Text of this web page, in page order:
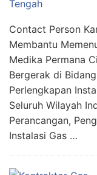
Contact Person
Membantu
Medika Permana
Bergerak di
Perlengkapan
Seluruh Wilayah
Perancangan,
Instalasi Gas …